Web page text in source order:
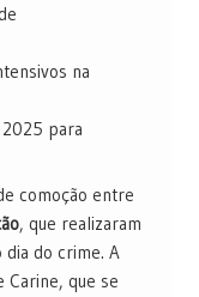
na
para
comoção entre
, que realizaram
do crime. A
Carine, que se